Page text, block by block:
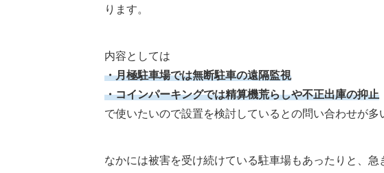
ります。
内容としては
・月極駐車場では無断駐車の遠隔監視
・コインパーキングでは精算機荒らしや不正出庫の抑止
で使いたいので設置を検討しているとの問い合わせが多
なかには被害を受け続けている駐車場もあったりと、急